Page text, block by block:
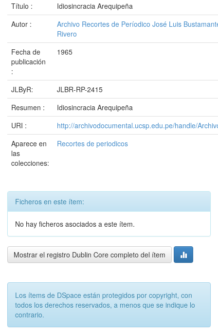
Título :
Idiosincracia Arequipeña
Autor :
Archivo Recortes de Períodico José Luis
Rivero
Fecha de
publicación
:
1965
JLByR:
JLBR-RP-2415
Resumen :
Idiosincracia Arequipeña
URI :
http://archivodocumental.ucsp.edu.pe/handle/
Aparece en
las
colecciones:
Recortes de periodicos
Ficheros en este ítem:
No hay ficheros asociados a este ítem.
Mostrar el registro Dublin Core completo del ítem
Los ítems de DSpace están protegidos por copyright, con
todos los derechos reservados, a menos que se indique lo
contrario.